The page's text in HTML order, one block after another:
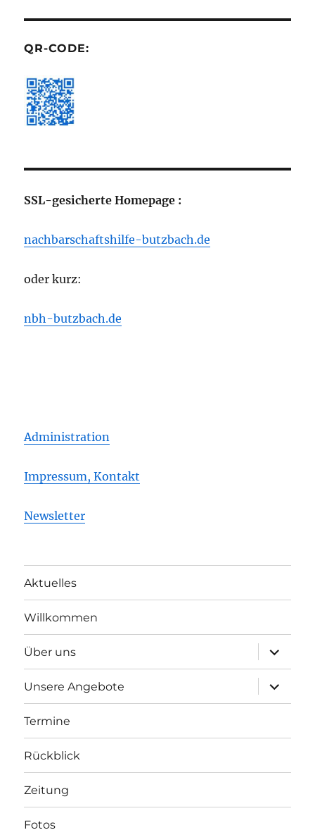
QR-CODE:
SSL-gesicherte Homepage :
nachbarschaftshilfe-butzbach.de
oder kurz:
nbh-butzbach.de
Administration
Impressum, Kontakt
Newsletter
Aktuelles
Willkommen
Über uns
öffnen
Unsere Angebote
öffnen
Termine
Rückblick
Zeitung
Fotos